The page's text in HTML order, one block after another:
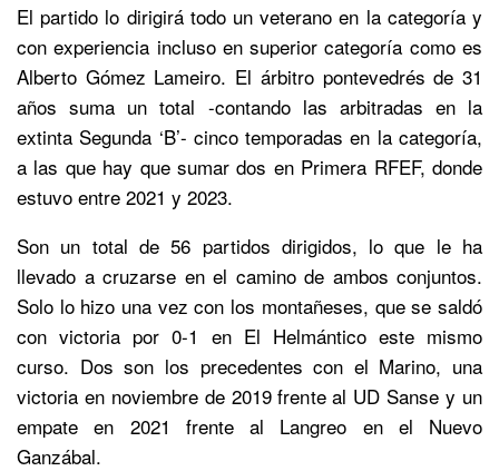
El partido lo dirigirá todo un veterano en la categoría y
con experiencia incluso en superior categoría como es
Alberto Gómez Lameiro. El árbitro pontevedrés de 31
años suma un total -contando las arbitradas en la
extinta Segunda ‘B’- cinco temporadas en la categoría,
a las que hay que sumar dos en Primera RFEF, donde
estuvo entre 2021 y 2023.
Son un total de 56 partidos dirigidos, lo que le ha
llevado a cruzarse en el camino de ambos conjuntos.
Solo lo hizo una vez con los montañeses, que se saldó
con victoria por 0-1 en El Helmántico este mismo
curso. Dos son los precedentes con el Marino, una
victoria en noviembre de 2019 frente al UD Sanse y un
empate en 2021 frente al Langreo en el Nuevo
Ganzábal.